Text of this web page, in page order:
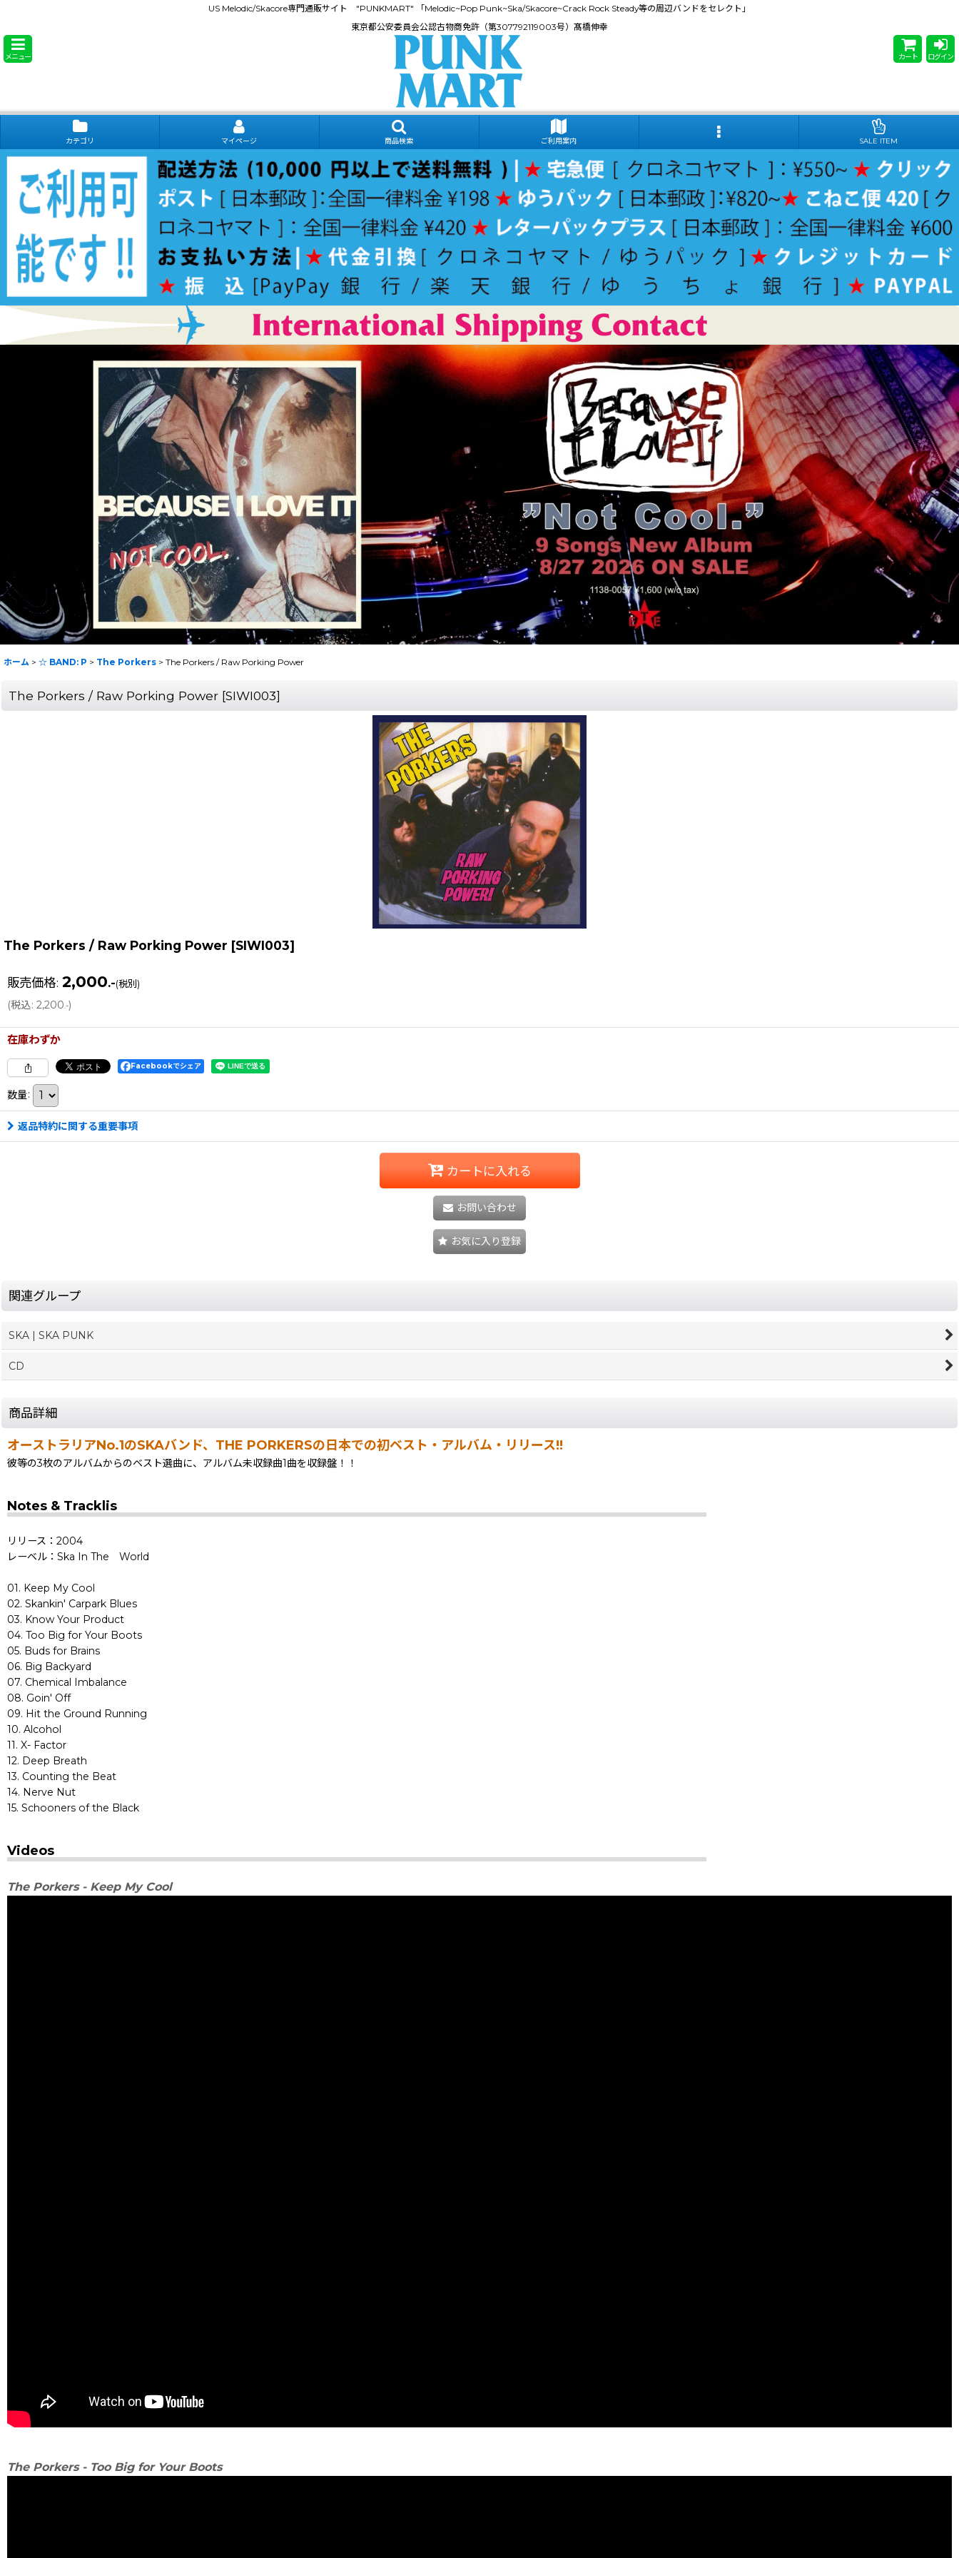
US Melodic/Skacore専門通販サイト "PUNKMART" 「Melodic~Pop Punk~Ska/Skacore~Crack Rock Steady等の周辺バンドをセレクト」
東京都公安委員会公認古物商免許（第307792119003号）髙橋伸幸
メニュー カート ログイン
カテゴリ マイページ 商品検索 ご利用案内 SALE ITEM
ホーム > ☆ BAND: P > The Porkers > The Porkers / Raw Porking Power
The Porkers / Raw Porking Power [SIWI003]
The Porkers / Raw Porking Power [SIWI003]
販売価格: 2,000.-(税別)
(税込: 2,200.-)
在庫わずか
Facebookでシェア
数量:
返品特約に関する重要事項
カートに入れる
お問い合わせ
お気に入り登録
関連グループ
SKA | SKA PUNK
CD
商品詳細
オーストラリアNo.1のSKAバンド、THE PORKERSの日本での初ベスト・アルバム・リリース!!
彼等の3枚のアルバムからのベスト選曲に、アルバム未収録曲1曲を収録盤！！
Notes & Tracklis
リリース：2004
レーベル：Ska In The World
01. Keep My Cool
02. Skankin' Carpark Blues
03. Know Your Product
04. Too Big for Your Boots
05. Buds for Brains
06. Big Backyard
07. Chemical Imbalance
08. Goin' Off
09. Hit the Ground Running
10. Alcohol
11. X- Factor
12. Deep Breath
13. Counting the Beat
14. Nerve Nut
15. Schooners of the Black
Videos
The Porkers - Keep My Cool
The Porkers - Too Big for Your Boots